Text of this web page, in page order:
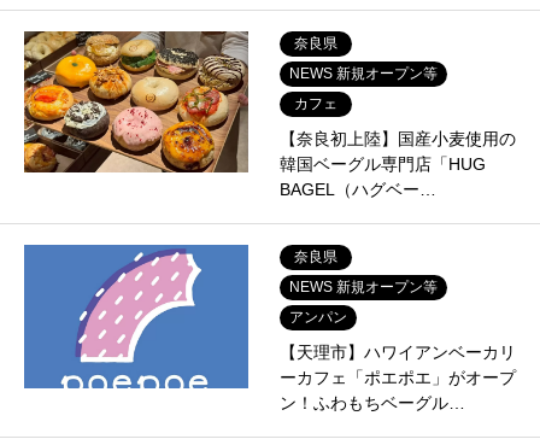
奈良県
NEWS 新規オープン等
カフェ
【奈良初上陸】国産小麦使用の
韓国ベーグル専門店「HUG
BAGEL（ハグベー…
奈良県
NEWS 新規オープン等
アンパン
【天理市】ハワイアンベーカリ
ーカフェ「ポエポエ」がオープ
ン！ふわもちベーグル…